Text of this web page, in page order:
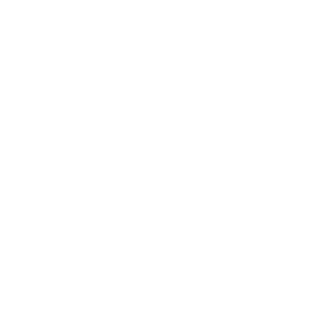
les marques mondiales
à lessive en vrac non emballées